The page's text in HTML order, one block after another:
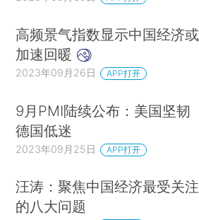
高频景气指数显示中国经济或
加速回暖
2023年09月26日 APP打开
9月PMI陆续公布：美国坚韧
德国低迷
2023年09月25日 APP打开
汪涛：聚焦中国经济最受关注
的八大问题